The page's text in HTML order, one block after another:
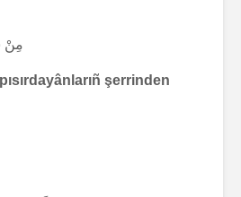
مِنْ
şerrinden